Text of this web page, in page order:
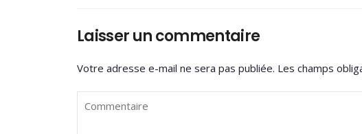
Laisser un commentaire
Votre adresse e-mail ne sera pas publiée. Les champs